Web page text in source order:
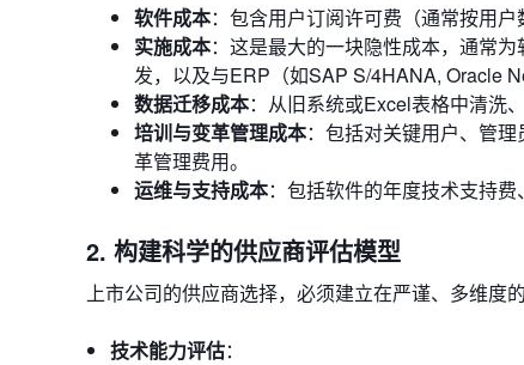
软件成本：包含用户订阅许可费（通常按用户
实施成本：这是最大的一块隐性成本，通常
发，以及与ERP（如SAP S/4HANA, Oracle
数据迁移成本：从旧系统或Excel表格中清洗
培训与变革管理成本：包括对关键用户、管
革管理费用。
运维与支持成本：包括软件的年度技术支持费
2. 构建科学的供应商评估模型
上市公司的供应商选择，必须建立在严谨、多维度
技术能力评估：